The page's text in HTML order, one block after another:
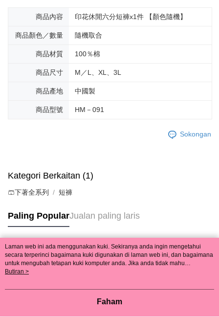
商品內容 印花休閒六分短褲x1件 【顏色隨機】
商品顏色／數量 隨機取合
商品材質 100％棉
商品尺寸 M／L、XL、3L
商品產地 中國製
商品型號 HM－091
Sokongan
Kategori Berkaitan (1)
🩳下著全系列 短褲
Paling PopularJualan paling laris
Tag Popular
Laman web ini ada menggunakan kuki. Sekiranya anda ingin mengetahui
secara terperinci bagaimana kuki digunakan di laman web ini, dan bagaimana
untuk mengubah tetapan kuki komputer anda. Jika anda tidak mahu
menggunakan kuki di komputer anda, sila rujuk penerangan mengenai kuki.
mengetahui secara terperinci bagaimana kuki digunakan di laman web ini,
mahu menggunakan kuki di komputer anda, sila rujuk penerangan mengenai
Butiran >
Faham